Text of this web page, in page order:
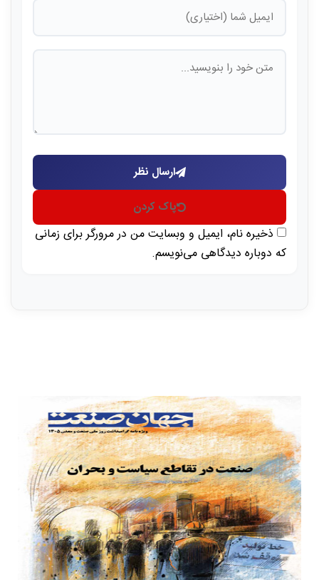
ارسال نظر
پاک کردن
ذخیره نام، ایمیل و وبسایت من در مرورگر برای زمانی
که دوباره دیدگاهی می‌نویسم.